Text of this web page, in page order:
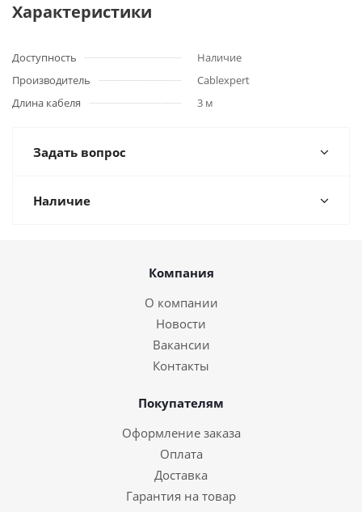
Характеристики
Доступность
Наличие
Производитель
Cablexpert
Длина кабеля
3 м
Задать вопрос
Наличие
Компания
О компании
Новости
Вакансии
Контакты
Покупателям
Оформление заказа
Оплата
Доставка
Гарантия на товар